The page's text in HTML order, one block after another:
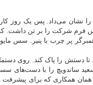
را نشان می‌داد. پس یک روز
فرم شرکت را بر تن داشت.
پر چرب با پنیر. سس
دستش را پاک کند. روی
دستمال رو نگه دار و تو سفارش بعدی 20% تخفیف بگیر. سعید ساندویچ را با
همان همکاری که برای پیشرفت